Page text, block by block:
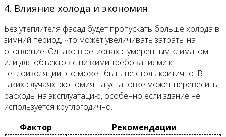
4. Влияние холода и экономия
Без утеплителя фасад будет пропускать больше холода в
зимний период, что может увеличивать затраты на
отопление. Однако в регионах с умеренным климатом
или для объектов с низкими требованиями к
теплоизоляции это может быть не столь критично. В
таких случаях экономия на установке может перевесить
расходы на эксплуатацию, особенно если здание не
используется круглогодично.
Фактор
Рекомендации